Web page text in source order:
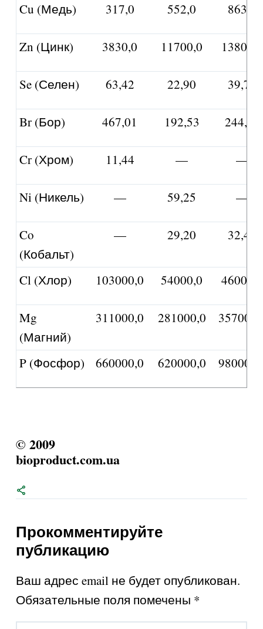
Cu (Медь) 317,0 552,0 863,0
Zn (Цинк) 3830,0 11700,0 13800,0
Se (Селен) 63,42 22,90 39,73
Br (Бор) 467,01 192,53 244,06
Cr (Хром) 11,44 — —
Ni (Никель) — 59,25 —
Co
(Кобальт)
— 29,20 32,48
Cl (Хлор) 103000,0 54000,0 46000,0
Mg
(Магний)
311000,0 281000,0
P (Фосфор) 660000,0 620000,0
© 2009
bioproduct.com.ua
Прокомментируйте
публикацию
Ваш адрес email не будет опубликован.
Обязательные поля помечены *